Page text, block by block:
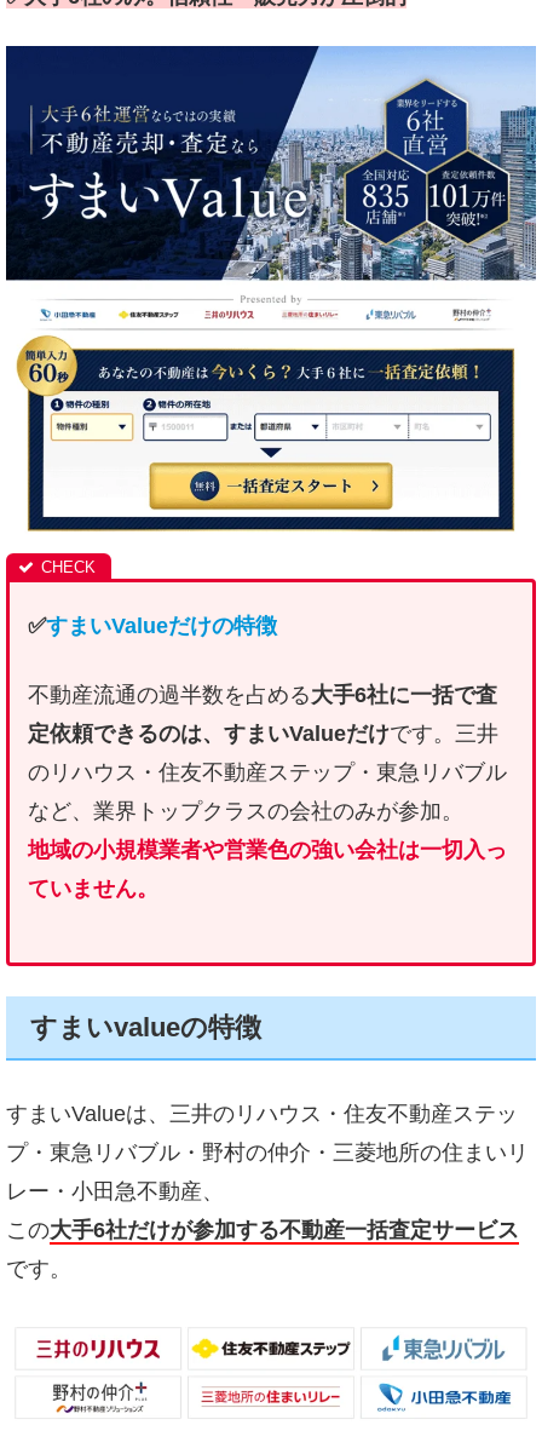
✅すまいValueだけの特徴
不動産流通の過半数を占める大手6社に一括で査
定依頼できるのは、すまいValueだけです。三井
のリハウス・住友不動産ステップ・東急リバブル
など、業界トップクラスの会社のみが参加。
地域の小規模業者や営業色の強い会社は一切入っ
ていません。
すまいvalueの特徴
すまいValueは、三井のリハウス・住友不動産ステッ
プ・東急リバブル・野村の仲介・三菱地所の住まいリ
レー・小田急不動産、
この大手6社だけが参加する不動産一括査定サービス
です。